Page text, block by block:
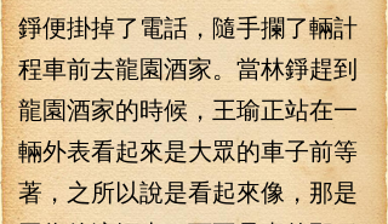
錚便掛掉了電話，隨手攔了輛計
程車前去龍園酒家。當林錚趕到
龍園酒家的時候，王瑜正站在一
輛外表看起來是大眾的車子前等
著，之所以說是看起來像，那是